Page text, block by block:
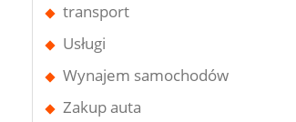
transport
Usługi
Wynajem samochodów
Zakup auta